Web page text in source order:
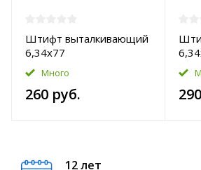
Штифт выталкивающий
6,34x77
Много
260 руб.
12 лет